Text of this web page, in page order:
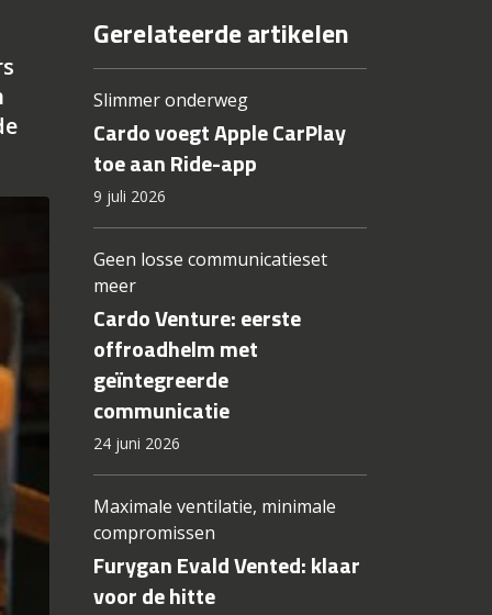
Gerelateerde artikelen
Slimmer onderweg
Cardo voegt Apple CarPlay
toe aan Ride-app
9 juli 2026
Geen losse communicatieset
meer
Cardo Venture: eerste
offroadhelm met
geïntegreerde
communicatie
24 juni 2026
Maximale ventilatie, minimale
compromissen
Furygan Evald Vented: klaar
voor de hitte